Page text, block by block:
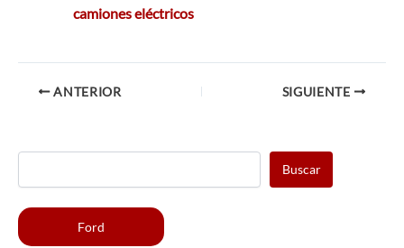
camiones eléctricos
ANTERIOR SIGUIENTE
Buscar
Ford